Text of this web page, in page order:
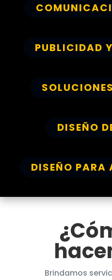
PUBLICIDAD
DISEÑO
DISEÑO PARA
Brindamos